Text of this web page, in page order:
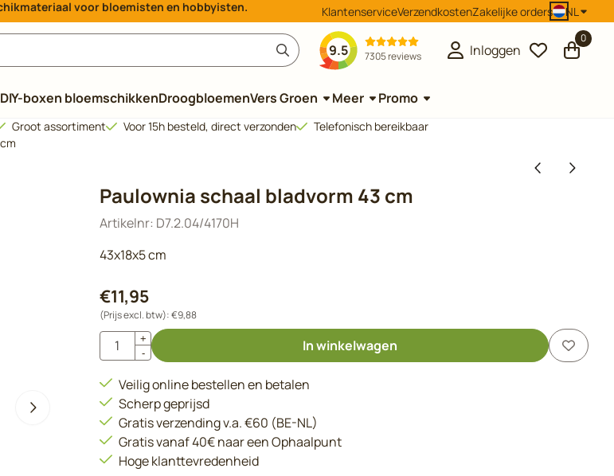
voor bloemisten en hobbyisten. KlantenserviceVerzendkostenZakelijke orders NL
9.5 7305 reviews Inloggen
0
DIY-boxen bloemschikkenDroogbloemenVers Groen Meer Promo
Groot assortiment Voor 15h besteld, direct verzonden
Telefonisch bereikbaar
Paulownia schaal bladvorm 43 cm
Artikelnr: D7.2.04/4170H
43x18x5 cm
€11,95
(Prijs excl. btw):€9,88
Aantal
+
-
In winkelwagen
Veilig online bestellen en betalen
Scherp geprijsd
Gratis verzending v.a. €60 (BE-NL)
Gratis vanaf 40€ naar een Ophaalpunt
Hoge klanttevredenheid